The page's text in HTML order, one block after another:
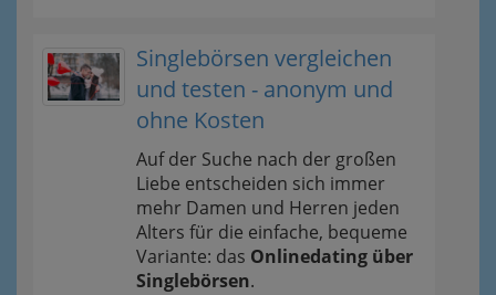
Singlebörsen vergleichen
und testen - anonym und
ohne Kosten
Auf der Suche nach der großen
Liebe entscheiden sich immer
mehr Damen und Herren jeden
Alters für die einfache, bequeme
Variante: das Onlinedating über
Singlebörsen.